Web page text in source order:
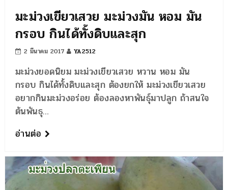
มะม่วงเขียวเสวย มะม่วงมัน หอม มัน
กรอบ กินได้ทั้งดิบและสุก
2 มีนาคม 2017 YA2512
มะม่วงยอดนิยม มะม่วงเขียวเสวย หวาน หอม มัน
กรอบ กินได้ทั้งดิบและสุก ต้องยกให้ มะม่วงเขียวเสวย
อยากกินมะม่วงอร่อย ต้องลองหาพันธุ์มาปลูก ถ้าสนใจ
ต้นพันธุ…
อ่านต่อ